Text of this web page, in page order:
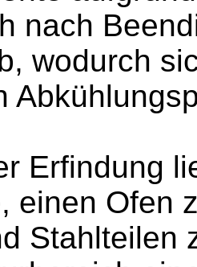
nach
wodurch
Erfindung
einen Ofen
Stahlteilen